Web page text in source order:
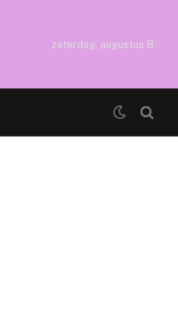
zaterdag, augustus 8